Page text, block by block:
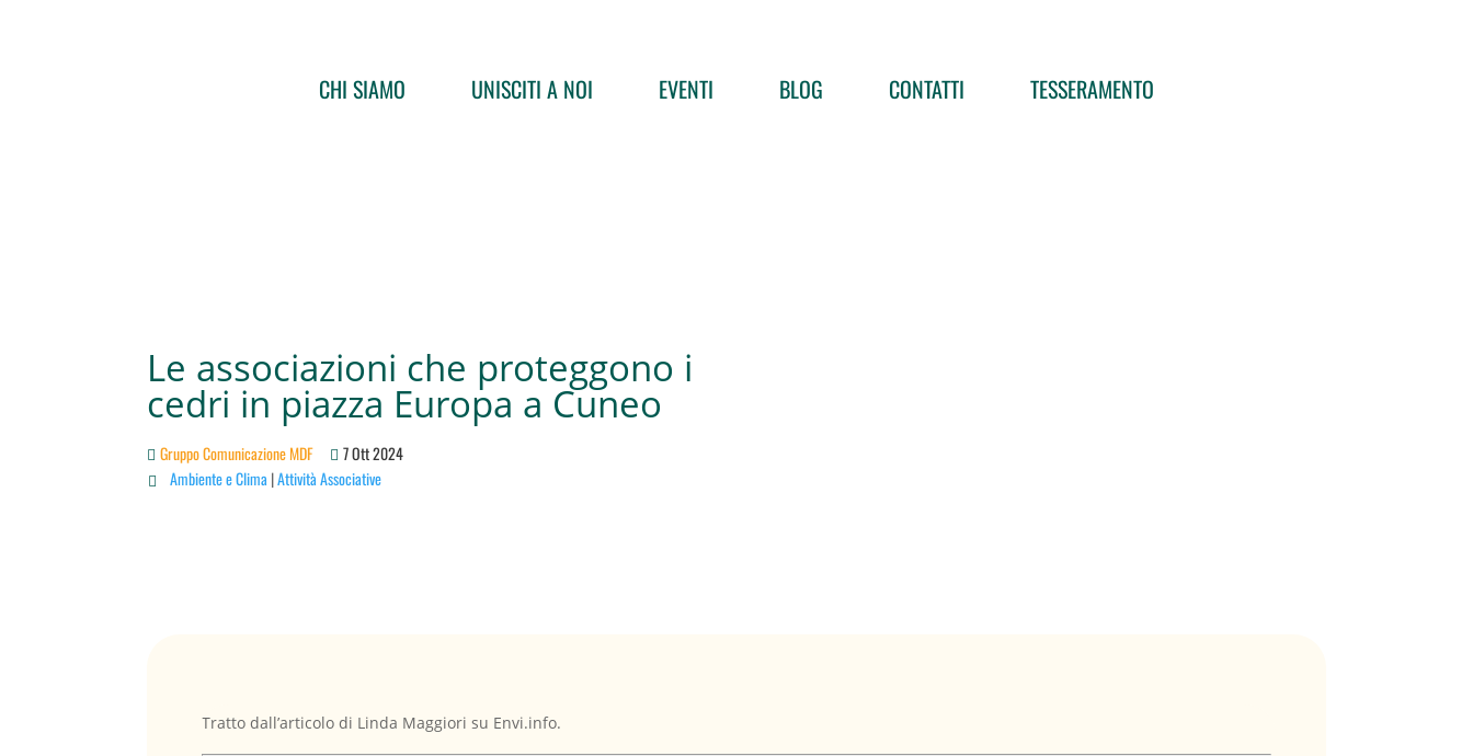
CHI SIAMO UNISCITI A NOI EVENTI BLOG CONTATTI TESSERAMENTO
Le associazioni che proteggono i
cedri in piazza Europa a Cuneo
Gruppo Comunicazione MDF 7 Ott 2024
 Ambiente e Clima |Attività Associative
Tratto dall’articolo di Linda Maggiori su Envi.info.